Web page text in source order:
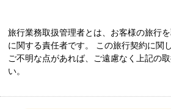
旅行業務取扱管理者とは、お客様の旅行
に関する責任者です。 この旅行契約に関
ご不明な点があれば、ご遠慮なく上記の
い。